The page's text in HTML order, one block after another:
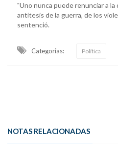
"Uno nunca puede renunciar a la
antítesis de la guerra, de los
sentenció.
Categorias: Política
NOTAS RELACIONADAS